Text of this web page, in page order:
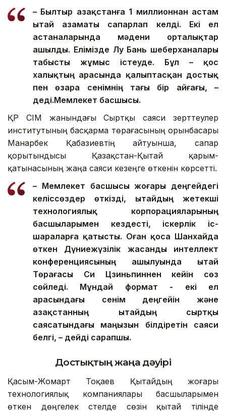
– Былтыр Қазақстанға 1 миллионнан астам
Қытай азаматы сапарлап келді. Екі ел
астаналарында мәдени орталықтар
ашылды. Елімізде Лу Бань шеберханалары
табысты жұмыс істеуде. Бұл – қос
халықтың арасында қалыптасқан достық
пен өзара сенімнің тағы бір айғағы, –
деді.Мемлекет басшысы.
ҚР СІМ жанындағы Сыртқы саяси зерттеулер
институтының басқарма төрағасының орынбасары
Манарбек Қабазиевтің айтуынша, сапар
қорытындысы Қазақстан-Қытай қарым-
қатынасының жаңа саяси кезеңге өткенін көрсетті.
– Мемлекет басшысы жоғары деңгейдегі
келіссөздер өткізді, Қытайдың жетекші
технологиялық корпорацияларының
басшыларымен кездесті, іскерлік іс-
шараларға қатысты. Оған қоса Шанхайда
өткен Дүниежүзілік жасанды интеллект
конференциясының ашылуында Қытай
Төрағасы Си Цзиньпиннен кейін сөз
сөйледі. Мұндай формат - екі ел
арасындағы сенім деңгейін және
Қазақстанның Қытайдың сыртқы
саясатындағы маңызын білдіретін саяси
белгі, – дейді сарапшы.
Достықтың жаңа дәуірі
Қасым-Жомарт Тоқаев Қытайдың жоғары
технологиялық компаниялары басшыларымен
өткен дөңгелек үстелде сөзін қытай тілінде